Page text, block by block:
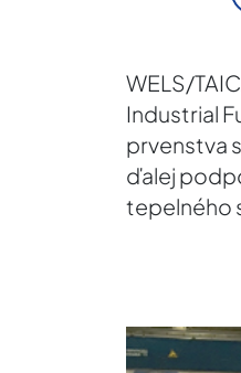
WELS/
Industrial
prvenstva
ďalej
tepelného